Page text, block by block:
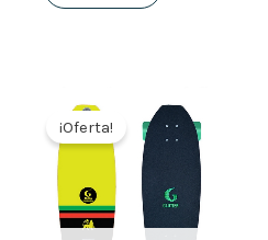
¡Oferta!
precio
original
era:
actual
es: